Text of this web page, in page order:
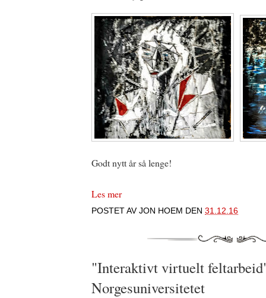
Godt nytt år så lenge!
Les mer
POSTET AV JON HOEM DEN 31.12.16
"Interaktivt virtuelt
Norgesuniversitetet